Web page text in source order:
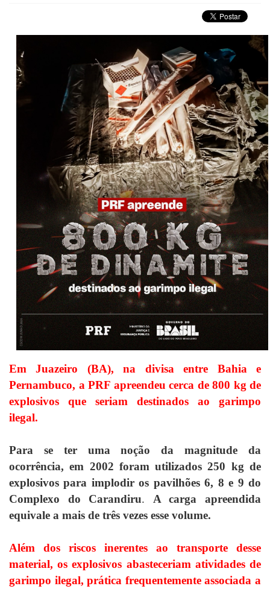
Em Juazeiro (BA), na divisa entre Bahia e
Pernambuco, a PRF apreendeu cerca de 800 kg de
explosivos que seriam destinados ao garimpo
ilegal.
Para se ter uma noção da magnitude da
ocorrência, em 2002 foram utilizados 250 kg de
explosivos para implodir os pavilhões 6, 8 e 9 do
Complexo do Carandiru. A carga apreendida
equivale a mais de três vezes esse volume.
Além dos riscos inerentes ao transporte desse
material, os explosivos abasteceriam atividades de
garimpo ilegal, prática frequentemente associada a